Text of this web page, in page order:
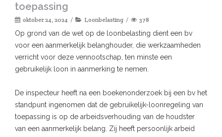
toepassing
oktober 24, 2024 Loonbelasting 378
Op grond van de wet op de loonbelasting dient een bv
voor een aanmerkelijk belanghouder, die werkzaamheden
verricht voor deze vennootschap, ten minste een
gebruikelijk loon in aanmerking te nemen.
De inspecteur heeft na een boekenonderzoek bij een bv het
standpunt ingenomen dat de gebruikelijk-loonregeling van
toepassing is op de arbeidsverhouding van de houdster
van een aanmerkelijk belang. Zij heeft persoonlijk arbeid